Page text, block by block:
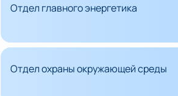
Отдел главного энергетика
Отдел охраны окружающей среды